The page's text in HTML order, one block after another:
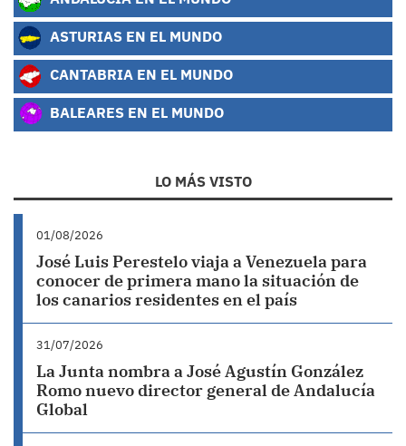
ASTURIAS EN EL MUNDO
CANTABRIA EN EL MUNDO
BALEARES EN EL MUNDO
LO MÁS VISTO
01/08/2026
José Luis Perestelo viaja a Venezuela para
conocer de primera mano la situación de
los canarios residentes en el país
31/07/2026
La Junta nombra a José Agustín González
Romo nuevo director general de Andalucía
Global